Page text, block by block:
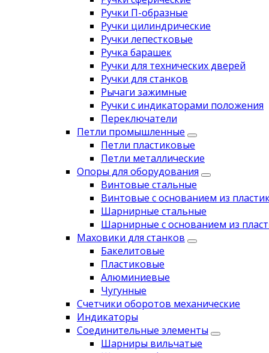
Ручки П-образные
Ручки цилиндрические
Ручки лепестковые
Ручка барашек
Ручки для технических дверей
Ручки для станков
Рычаги зажимные
Ручки с индикаторами положения
Переключатели
Петли промышленные
Петли пластиковые
Петли металлические
Опоры для оборудования
Винтовые стальные
Винтовые с основанием из
Шарнирные стальные
Шарнирные с основанием из
Маховики для станков
Бакелитовые
Пластиковые
Алюминиевые
Чугунные
Счетчики оборотов механические
Индикаторы
Соединительные элементы
Шарниры вильчатые